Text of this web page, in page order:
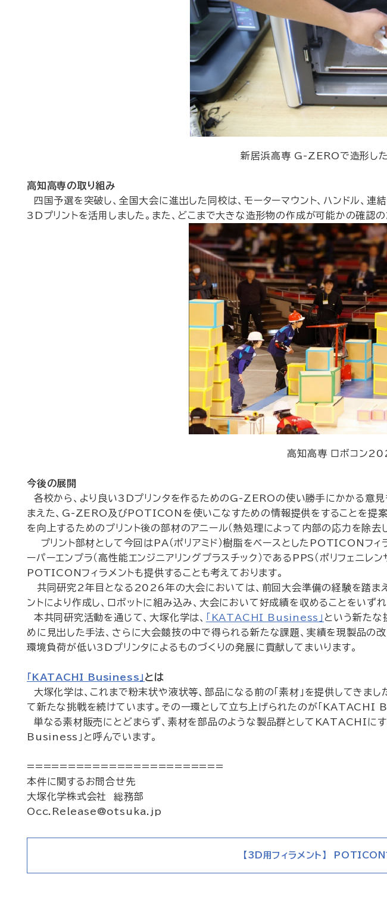
新居浜高専 G-ZEROで造形し
高知高専の取り組み
四国予選を突破し、全国大会に進出した同校は、モーターマウント、ハンドル、
3Dプリントを活用しました。また、どこまで大きな造形物の作成が可能かの確認の
高知高専 ロボコン
今後の展開
各校から、より良い3Dプリンタを作るためのG-ZEROの使い勝手にかかる意見
まえた、G-ZERO及びPOTICONを使いこなすための情報提供をすることを提案
を向上するためのプリント後の部材のアニール（熱処理によって内部の応力を除去
プリント部材として今回はPA（ポリアミド）樹脂をベースとしたPOTICONフ
ーパーエンプラ（高性能エンジニアリングプラスチック）であるPPS（ポリフェニレ
POTICONフィラメントも提供することも考えております。
共同研究2年目となる2026年の大会においては、前回大会準備の経験を踏まえ
ントにより作成し、ロボットに組み込み、大会において好成績を収めることをいず
本共同研究活動を通じて、大塚化学は、 「KATACHI Business」 という新たな
めに見出した手法、さらに大会競技の中で得られる新たな課題、実績を現製品の
環境負荷が低い3Dプリンタによるものづくりの発展に貢献してまいります。
「KATACHI Business」 とは
大塚化学は、これまで粉末状や液状等、部品になる前の「素材」を提供してきま
て新たな挑戦を続けています。その一環として立ち上げられたのが「KATACHI
単なる素材販売にとどまらず、素材を部品のような製品群としてKATACHIに
Business」と呼んでいます。
========================
本件に関するお問合せ先
大塚化学株式会社 総務部
Occ.Release@otsuka.jp
【3D用フィラメント】 POTICON